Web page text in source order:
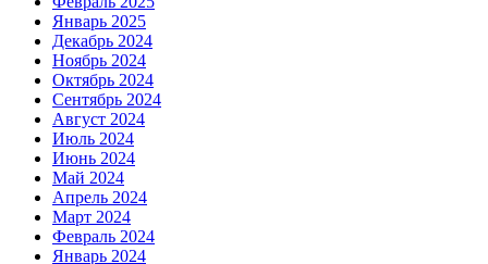
Январь 2025
Декабрь 2024
Ноябрь 2024
Октябрь 2024
Сентябрь 2024
Август 2024
Июль 2024
Июнь 2024
Май 2024
Апрель 2024
Март 2024
Февраль 2024
Январь 2024